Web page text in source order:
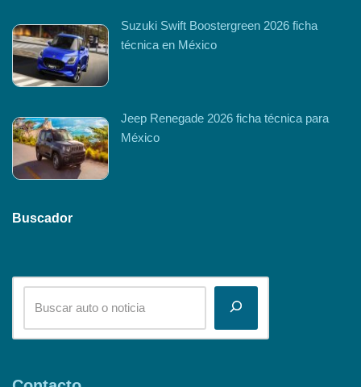
Suzuki Swift Boostergreen 2026 ficha
técnica en México
Jeep Renegade 2026 ficha técnica para
México
Buscador